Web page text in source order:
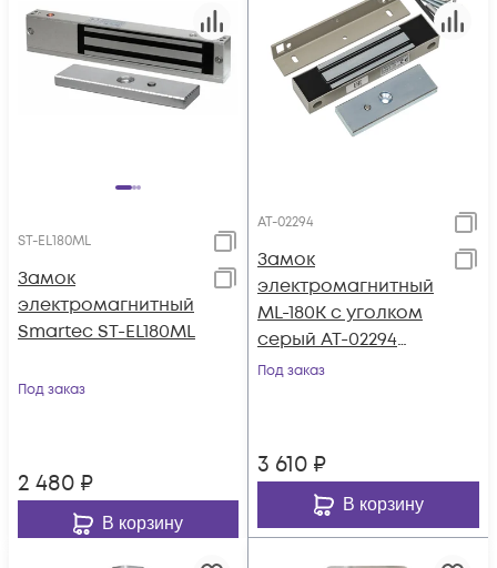
ST-EL180ML
Замок
электромагнитный
Smartec ST-EL180ML
Под заказ
2 480 ₽
В корзину
AT-02294
Замок
электромагнитный
ML-180K с уголком
серый AT-02294
AccordTec
Под заказ
3 610 ₽
В корзину